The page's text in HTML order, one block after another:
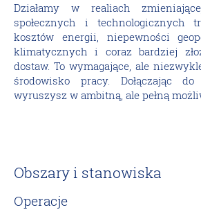
Działamy w realiach
społecznych i technologicznych
kosztów energii, niepewności
klimatycznych i coraz bardziej
dostaw. To wymagające, ale
środowisko pracy. Dołączając do
wyruszysz w ambitną, ale pełną
Obszary i stanowiska
Operacje